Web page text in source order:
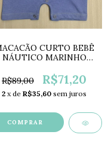
CURTO BEBÊ
NÁUTICO MARINHO
R$89,00
R$71,20
2 x de R$35,60 sem juros
COMPRAR